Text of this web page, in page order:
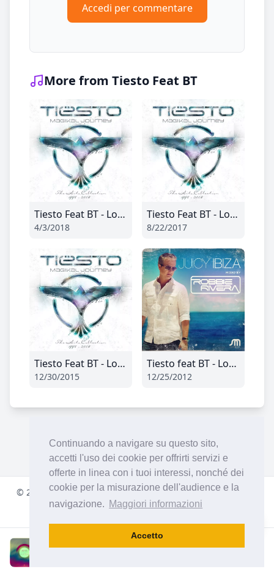
Continuando a navigare su questo sito,
accetti l'uso dei cookie per offrirti servizi e
offerte in linea con i tuoi interessi, nonché dei
cookie per la misurazione dell'audience e la
navigazione. Maggiori informazioni
Accetto
Accedi per commentare
More from Tiesto Feat BT
Tiesto Feat BT - Love Comes Again (Radio Edit)
4/3/2018
Tiesto Feat BT - Love Comes Again (Radio Edit)
8/22/2017
Tiesto Feat BT - Love Comes Again (Radio Edit)
12/30/2015
Tiesto feat BT - Love Comes Again (Hardwell Rework)
12/25/2012
© 2001- 2026pulsradio.comÀ propos de notre Radio Dance
Roald Velden